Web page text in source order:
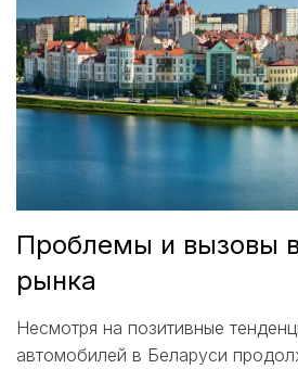
Проблемы и вызовы
рынка
Несмотря на позитивные
автомобилей в Беларуси